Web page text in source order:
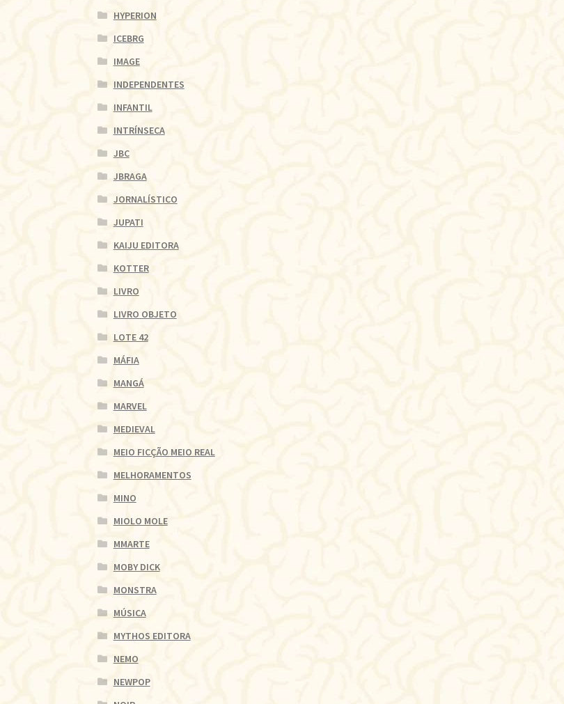
HYPERION
ICEBRG
IMAGE
INDEPENDENTES
INFANTIL
INTRÍNSECA
JBC
JBRAGA
JORNALÍSTICO
JUPATI
KAIJU EDITORA
KOTTER
LIVRO
LIVRO OBJETO
LOTE 42
MÁFIA
MANGÁ
MARVEL
MEDIEVAL
MEIO FICÇÃO MEIO REAL
MELHORAMENTOS
MINO
MIOLO MOLE
MMARTE
MOBY DICK
MONSTRA
MÚSICA
MYTHOS EDITORA
NEMO
NEWPOP